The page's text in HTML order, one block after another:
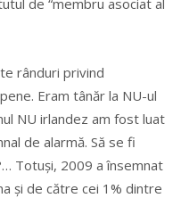
de “membru asociat al
rânduri privind
Eram tânăr la NU-ul
NU irlandez am fost luat
de alarmă. Să se fi
Totuşi, 2009 a însemnat
şi de către cei 1% dintre